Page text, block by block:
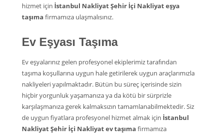
hizmet için İstanbul Nakliyat Şehir İçi Nakliyat eşya
taşıma firmamıza ulaşmalısınız.
Ev Eşyası Taşıma
Ev eşyalarınız gelen profesyonel ekiplerimiz tarafından
taşıma koşullarına uygun hale getirilerek uygun araçlarımızla
nakliyeleri yapılmaktadır. Bütün bu süreç içerisinde sizin
hiçbir yorgunluk yaşamanıza ya da kötü bir sürprizle
karşılaşmanıza gerek kalmaksızın tamamlanabilmektedir. Siz
de uygun fiyatlara profesyonel hizmet almak için İstanbul
Nakliyat Şehir İçi Nakliyat ev taşıma firmamıza